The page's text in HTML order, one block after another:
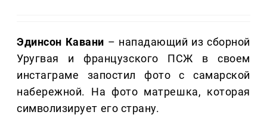
Эдинсон Кавани – нападающий из сборной
Уругвая и французского ПСЖ в своем
инстаграме запостил фото с самарской
набережной. На фото матрешка, которая
символизирует его страну.